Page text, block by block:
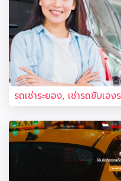
รถเช่าระยอง, เช่ารถขับเอ